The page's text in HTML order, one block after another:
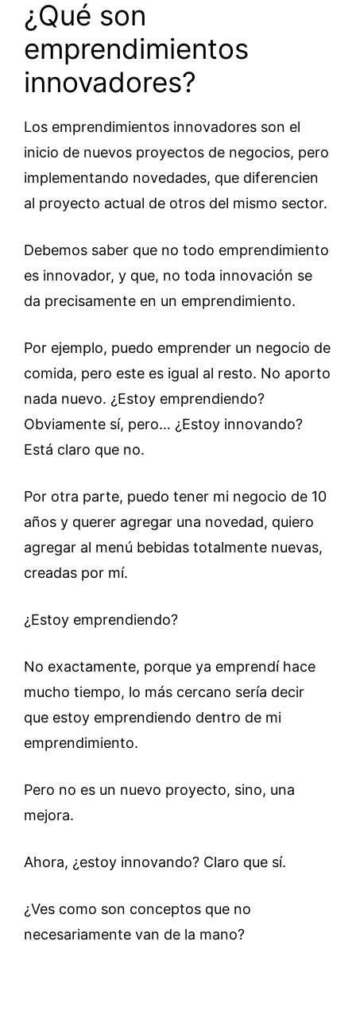
¿Qué son
emprendimientos
innovadores?
Los emprendimientos innovadores son el
inicio de nuevos proyectos de negocios, pero
implementando novedades, que diferencien
al proyecto actual de otros del mismo sector.
Debemos saber que no todo emprendimiento
es innovador, y que, no toda innovación se
da precisamente en un emprendimiento.
Por ejemplo, puedo emprender un negocio de
comida, pero este es igual al resto. No aporto
nada nuevo. ¿Estoy emprendiendo?
Obviamente sí, pero… ¿Estoy innovando?
Está claro que no.
Por otra parte, puedo tener mi negocio de 10
años y querer agregar una novedad, quiero
agregar al menú bebidas totalmente nuevas,
creadas por mí.
¿Estoy emprendiendo?
No exactamente, porque ya emprendí hace
mucho tiempo, lo más cercano sería decir
que estoy emprendiendo dentro de mi
emprendimiento.
Pero no es un nuevo proyecto, sino, una
mejora.
Ahora, ¿estoy innovando? Claro que sí.
¿Ves como son conceptos que no
necesariamente van de la mano?